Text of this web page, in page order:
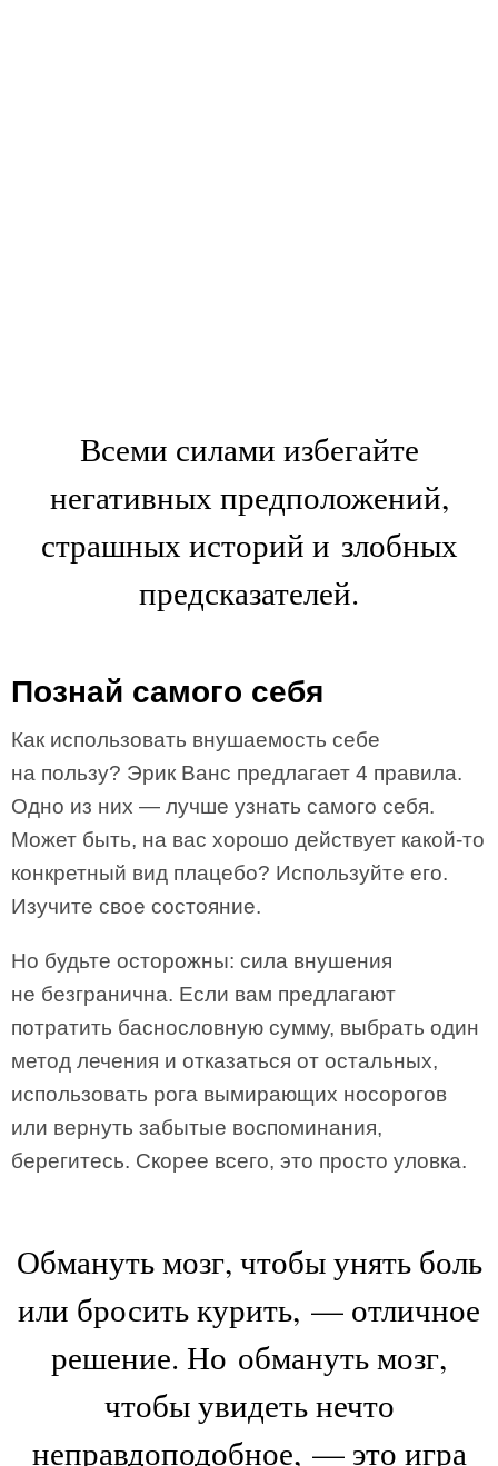
Всеми силами избегайте
негативных предположений,
страшных историй и злобных
предсказателей.
Познай самого себя
Как использовать внушаемость себе
на пользу? Эрик Ванс предлагает 4 правила.
Одно из них — лучше узнать самого себя.
Может быть, на вас хорошо действует какой-то
конкретный вид плацебо? Используйте его.
Изучите свое состояние.
Но будьте осторожны: сила внушения
не безгранична. Если вам предлагают
потратить баснословную сумму, выбрать один
метод лечения и отказаться от остальных,
использовать рога вымирающих носорогов
или вернуть забытые воспоминания,
берегитесь. Скорее всего, это просто уловка.
Обмануть мозг, чтобы унять боль
или бросить курить, — отличное
решение. Но обмануть мозг,
чтобы увидеть нечто
неправдоподобное, — это игра